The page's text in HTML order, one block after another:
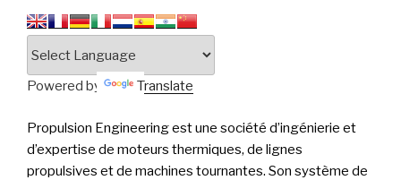
Powered by Translate
Propulsion Engineering est une société d’ingénierie et
d’expertise de moteurs thermiques, de lignes
propulsives et de machines tournantes. Son système de